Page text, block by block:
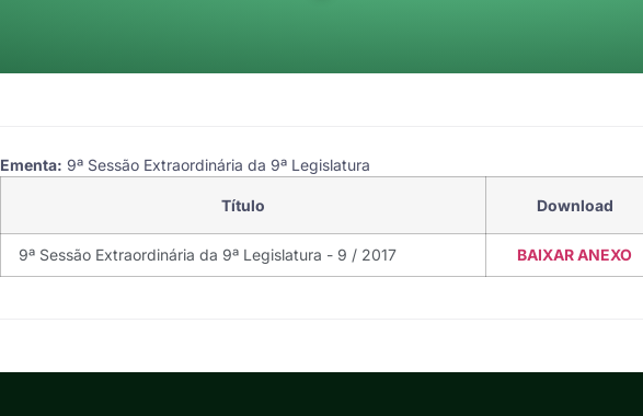
Ementa: 9ª Sessão Extraordinária da 9ª Legislatura
Título Download
9ª Sessão Extraordinária da 9ª Legislatura - 9 / 2017 BAIXAR ANEXO